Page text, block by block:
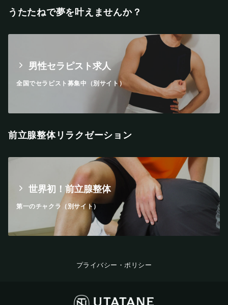
うたたねで夢を叶えませんか？
男性セラピスト求人
全国でセラピスト募集中（別サイト）
前立腺整体リラクゼーション
世界初！前立腺整体
第一のチャクラ（別サイト）
プライバシー・ポリシー